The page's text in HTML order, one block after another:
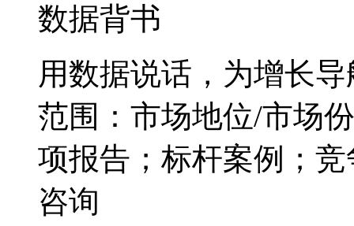
数据背书
用数据说话，为增长导
范围：市场地位/市场
项报告；标杆案例；
咨询